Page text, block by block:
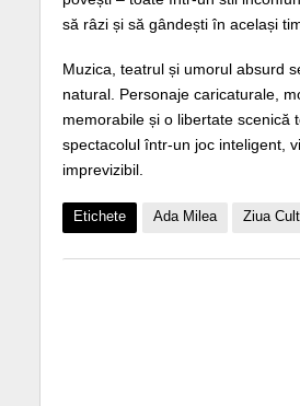
să râzi și să gândești în același
Muzica, teatrul și umorul absurd
natural. Personaje caricaturale,
memorabile și o libertate scenică
spectacolul într-un joc inteligent,
imprevizibil.
Etichete Ada Milea Ziua